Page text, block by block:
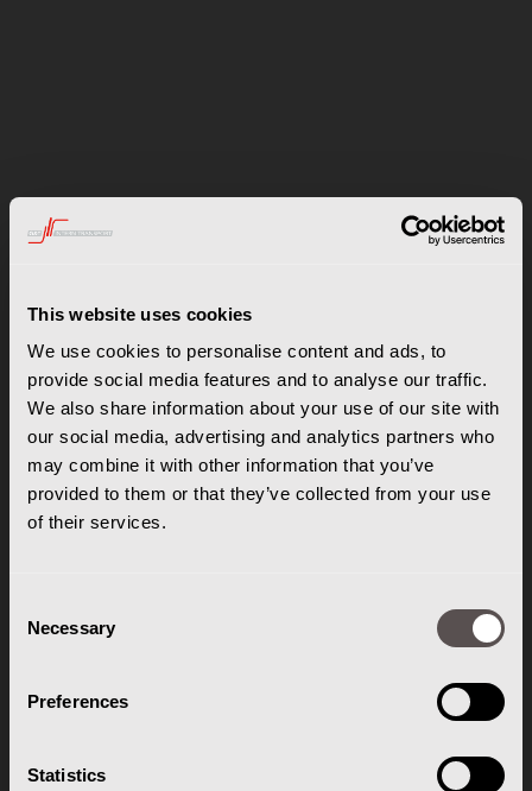
This website uses cookies
We use cookies to personalise content and ads, to
provide social media features and to analyse our traffic.
We also share information about your use of our site with
our social media, advertising and analytics partners who
may combine it with other information that you’ve
provided to them or that they’ve collected from your use
of their services.
Selection
Necessary
Preferences
Statistics